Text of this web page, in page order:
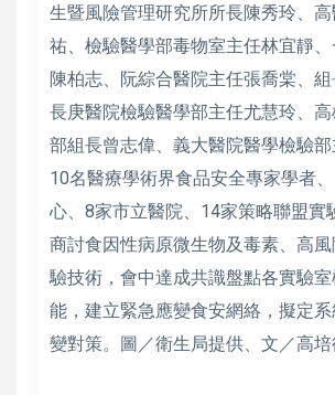
生暨風險管理研究所所長陳秀玲、
祐、檢驗醫學部毒物室主任林宜靜
陳柏志、阮綜合醫院主任張喬棠、
長庚醫院檢驗醫學部主任尤慧玲、
部組長曾志偉、義大醫院醫學檢驗
10名醫療學術界食品安全專家學者
心、8家市立醫院、14家策略聯盟實
商討食因性病原微生物及毒素、高
驗技術，會中達成共識盤點各實驗
能，建立緊急應變食安網絡，擬定
變對策。圖／衛生局提供、文／高